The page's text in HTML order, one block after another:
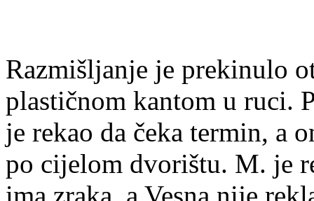
Razmišljanje je prekinulo
plastičnom kantom u ruci.
je rekao da čeka termin, a
po cijelom dvorištu. M. je